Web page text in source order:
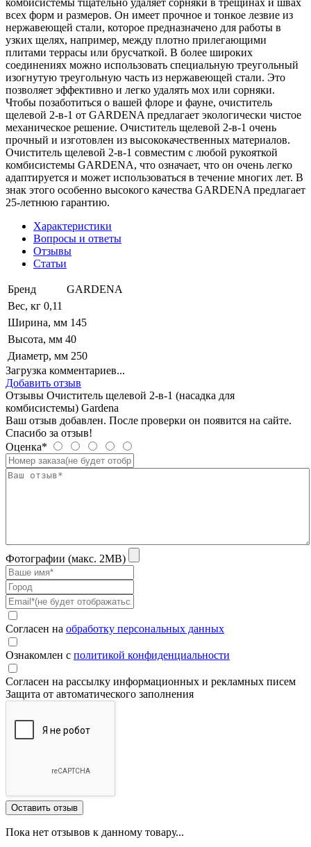
всех форм и размеров. Он имеет прочное и тонкое лезвие из
нержавеющей стали, которое предназначено для работы в
узких щелях, например, между плотно прилегающими
плитами террасы или брусчаткой. В более широких
соединениях можно использовать специальную треугольный
изогнутую треугольную часть из нержавеющей стали. Это
позволяет эффективно и легко удалять мох или сорняки.
Чтобы позаботиться о вашей флоре и фауне, очиститель
щелевой 2-в-1 от GARDENA предлагает экологически чистое
механическое решение. Очиститель щелевой 2-в-1 очень
прочный и изготовлен из высококачественных материалов.
Очиститель щелевой 2-в-1 совместим с любой рукояткой
комбисистемы GARDENA, что означает, что он очень легко
адаптируется и может использоваться в течение многих лет. В
знак этого особенно высокого качества GARDENA предлагает
25-летнюю гарантию.
Характеристики
Вопросы и ответы
Отзывы
Статьи
Бренд
GARDENA
Вес, кг 0,11
Ширина, мм 145
Высота, мм 40
Диаметр, мм 250
Загрузка комментариев...
Добавить отзыв
Отзывы Очиститель щелевой 2-в-1 (насадка для
комбисистемы) Gardena
Ваш отзыв добавлен. После проверки он появится на сайте.
Спасибо за отзыв!
Оценка*
Фотографии (макс. 2MB)
Согласен на обработку персональных данных
Ознакомлен с политикой конфиденциальности
Согласен на рассылку информационных и рекламных писем
Защита от автоматического заполнения
Пока нет отзывов к данному товару...